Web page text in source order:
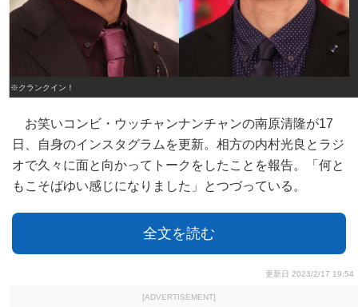
※クランクイン！
お笑いコンビ・ウッチャンナンチャンの南原清隆が17
日、自身のインスタグラムを更新。相方の内村光良とラジ
オで久々に面と向かってトークをしたことを報告。「何と
もこそばゆい感じになりました」とつづっている。
全文を読む
更新日 2023/2/17 19:54
[ADVERTISEMENT]